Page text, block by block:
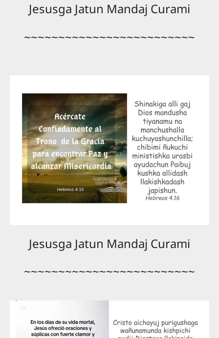
Jesusga Jatun Mandaj Curami
~~~~~~~~~~~~~~~~~~~~~~~~~
Jesusga Jatun Mandaj Curami
~~~~~~~~~~~~~~~~~~~~~~~~~